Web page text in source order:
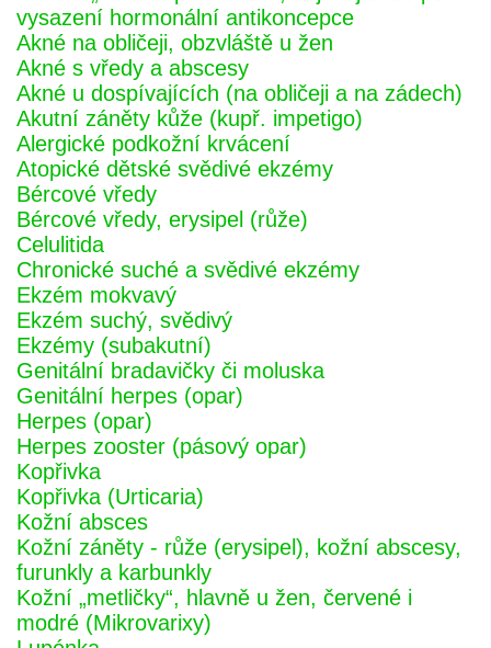
vysazení hormonální antikoncepce
Akné na obličeji, obzvláště u žen
Akné s vředy a abscesy
Akné u dospívajících (na obličeji a na zádech)
Akutní záněty kůže (kupř. impetigo)
Alergické podkožní krvácení
Atopické dětské svědivé ekzémy
Bércové vředy
Bércové vředy, erysipel (růže)
Celulitida
Chronické suché a svědivé ekzémy
Ekzém mokvavý
Ekzém suchý, svědivý
Ekzémy (subakutní)
Genitální bradavičky či moluska
Genitální herpes (opar)
Herpes (opar)
Herpes zooster (pásový opar)
Kopřivka
Kopřivka (Urticaria)
Kožní absces
Kožní záněty - růže (erysipel), kožní abscesy,
furunkly a karbunkly
Kožní „metličky“, hlavně u žen, červené i
modré (Mikrovarixy)